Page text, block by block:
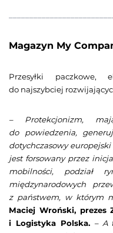
Magazyn My
Przesyłki paczkowe,
do najszybciej
– Protekcjonizm,
do powiedzenia,
dotychczasowy
jest forsowany przez
mobilności, podział
międzynarodowych
z państwem, w którym
Maciej Wroński, prezes
i Logistyka Polska. – A